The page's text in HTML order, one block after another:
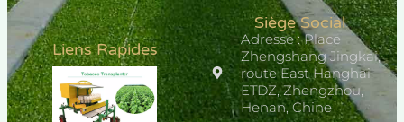
Liens Rapides
Siège Social
Adresse : Place
Zhengshang Jingkai,
route East Hanghai,
ETDZ, Zhengzhou,
Henan, Chine